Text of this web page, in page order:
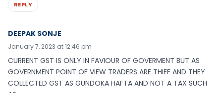
REPLY
DEEPAK SONJE
January 7, 2023 at 12:46 pm
CURRENT GST IS ONLY IN FAVIOUR OF GOVERMENT BUT AS
GOVERNMENT POINT OF VIEW TRADERS ARE THIEF AND THEY
COLLECTED GST AS GUNDOKA HAFTA AND NOT A TAX SUCH